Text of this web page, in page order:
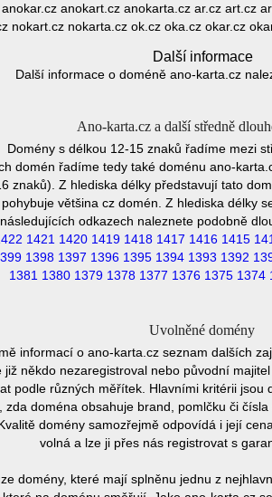
anokart.cz anokarta.cz ar.cz art.cz
nokart.cz nokarta.cz ok.cz oka.cz okar.cz
Další informace
Další informace o doméně ano-karta.cz
Ano-karta.cz a další středně
Domény s délkou 12-15 znaků řadíme mezi
domén řadíme tedy také doménu ano-
znaků). Z hlediska délky představují tato
většina cz domén. Z hlediska délky
odkazech naleznete podobně
1421 1420 1419 1418 1417 1416 1415
1398 1397 1396 1395 1394 1393 1392
1381 1380 1379 1378 1377 1376 1375 1374
Uvolněné domény
informací o ano-karta.cz seznam dalších
již někdo nezaregistroval nebo původní
podle různých měřítek. Hlavními kritérii jsou
zda doména obsahuje brand, pomlčku či
domény samozřejmě odpovídá i její
volná a lze ji přes nás registrovat s
domény, které mají splněnu jednu z